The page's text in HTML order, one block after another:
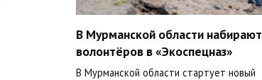
В Мурманской области набирают
волонтёров в «Экоспецназ»
В Мурманской области стартует новый